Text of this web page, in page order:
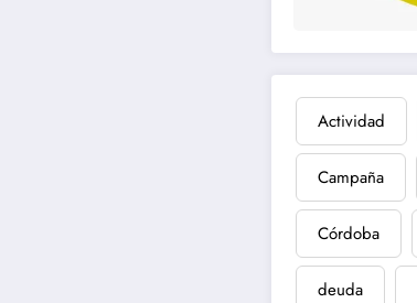
Actividad
Campaña
Córdoba
deuda